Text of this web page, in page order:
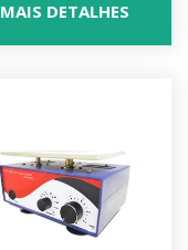
MAIS DETALHES